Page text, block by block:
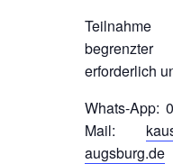
Teilnahme
erforderlich
Whats-App:
Mail:
augsburg.de